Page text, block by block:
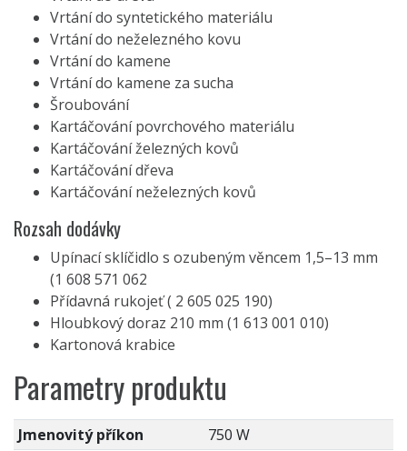
Vrtání do syntetického materiálu
Vrtání do neželezného kovu
Vrtání do kamene
Vrtání do kamene za sucha
Šroubování
Kartáčování povrchového materiálu
Kartáčování železných kovů
Kartáčování dřeva
Kartáčování neželezných kovů
Rozsah dodávky
Upínací sklíčidlo s ozubeným věncem 1,5–13 mm
(1 608 571 062
Přídavná rukojeť ( 2 605 025 190)
Hloubkový doraz 210 mm (1 613 001 010)
Kartonová krabice
Parametry produktu
Jmenovitý příkon
750 W